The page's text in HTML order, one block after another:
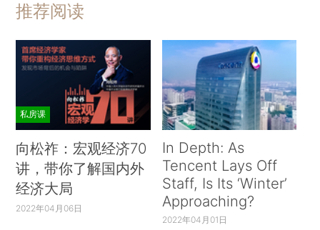
推荐阅读
私房课
向松祚：宏观经济70
讲，带你了解国内外
经济大局
2022年04月06日
In Depth: As
Tencent Lays Off
Staff, Is Its ‘Winter’
Approaching?
2022年04月01日